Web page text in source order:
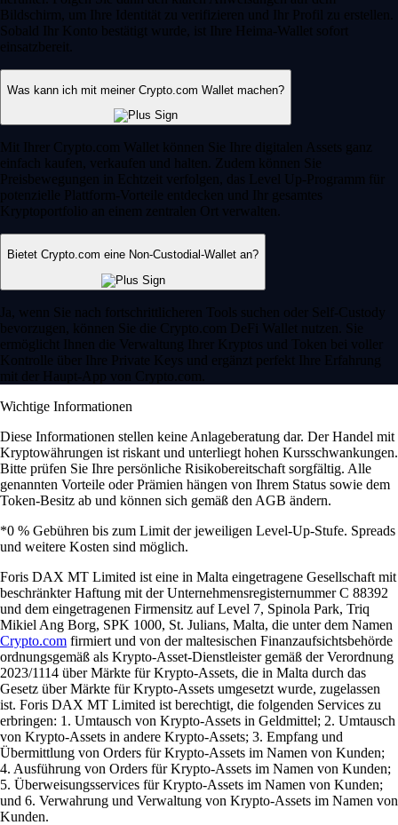
Bildschirm, um Ihre Identität zu verifizieren und Ihr Profil zu erstellen.
Sobald Ihr Konto bestätigt wurde, ist Ihre Heima-Wallet sofort
einsatzbereit.
Was kann ich mit meiner Crypto.com Wallet machen?
Mit Ihrer Crypto.com Wallet können Sie Ihre digitalen Assets ganz
einfach kaufen, verkaufen und halten. Zudem können Sie
Preisbewegungen in Echtzeit verfolgen, das Level Up-Programm für
potenzielle Plattform-Vorteile entdecken und Ihr gesamtes
Kryptoportfolio an einem zentralen Ort verwalten.
Bietet Crypto.com eine Non-Custodial-Wallet an?
Ja, wenn Sie nach fortschrittlicheren Tools suchen oder Self-Custody
bevorzugen, können Sie die Crypto.com DeFi Wallet nutzen. Sie
ermöglicht Ihnen die Verwaltung Ihrer Kryptos und Token bei voller
Kontrolle über Ihre Private Keys und ergänzt perfekt Ihre Erfahrung
mit der Haupt-App von Crypto.com.
Wichtige Informationen
Diese Informationen stellen keine Anlageberatung dar. Der Handel mit
Kryptowährungen ist riskant und unterliegt hohen Kursschwankungen.
Bitte prüfen Sie Ihre persönliche Risikobereitschaft sorgfältig. Alle
genannten Vorteile oder Prämien hängen von Ihrem Status sowie dem
Token-Besitz ab und können sich gemäß den AGB ändern.
*0 % Gebühren bis zum Limit der jeweiligen Level-Up-Stufe. Spreads
und weitere Kosten sind möglich.
Foris DAX MT Limited ist eine in Malta eingetragene Gesellschaft mit
beschränkter Haftung mit der Unternehmensregisternummer C 88392
und dem eingetragenen Firmensitz auf Level 7, Spinola Park, Triq
Mikiel Ang Borg, SPK 1000, St. Julians, Malta, die unter dem Namen
Crypto.com firmiert und von der maltesischen Finanzaufsichtsbehörde
ordnungsgemäß als Krypto-Asset-Dienstleister gemäß der Verordnung
2023/1114 über Märkte für Krypto-Assets, die in Malta durch das
Gesetz über Märkte für Krypto-Assets umgesetzt wurde, zugelassen
ist. Foris DAX MT Limited ist berechtigt, die folgenden Services zu
erbringen: 1. Umtausch von Krypto-Assets in Geldmittel; 2. Umtausch
von Krypto-Assets in andere Krypto-Assets; 3. Empfang und
Übermittlung von Orders für Krypto-Assets im Namen von Kunden;
4. Ausführung von Orders für Krypto-Assets im Namen von Kunden;
5. Überweisungsservices für Krypto-Assets im Namen von Kunden;
und 6. Verwahrung und Verwaltung von Krypto-Assets im Namen von
Kunden.